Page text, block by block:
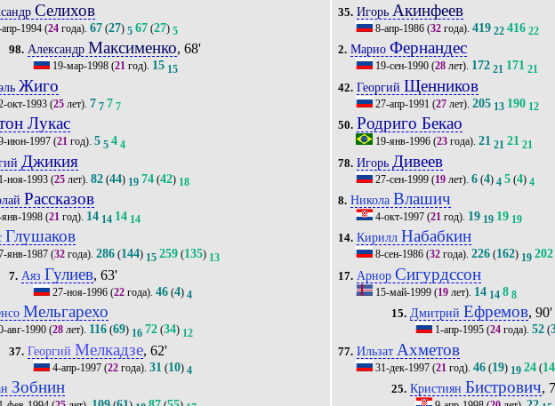
Селихов
1994 (24 года).67 (27) 5 67 (27) 5
98. АлександрМаксименко, 68'
19-мар-1998(21год). 15 15
Жиго
окт-1993 (25 лет).7 7 7 7
Лукас
июн-1997 (21 год).5 5 4 4
Джикия
ноя-1993 (25 лет).82 (44) 19 74 (42) 18
Рассказов
1998 (21 год). 14 14 14 14
Глушаков
янв-1987 (32 года).286 (144) 15 259 (135) 13
7. Аяз Гулиев, 63'
27-ноя-1996(22года). 46(4) 4
Мельгарехо
авг-1990 (28 лет). 116 (69) 16 72 (34) 12
37. Георгий Мелкадзе, 62'
4-апр-1997(22года). 31 (10) 4
Зобнин
35. Игорь Акинфеев
8-апр-1986 (32 года).419 22 416 22
2. МариоФернандес
19-сен-1990 (28 лет). 172 21 171 21
42. Георгий Щенников
27-апр-1991 (27 лет).205 13 190 12
50. Родриго Бекао
19-янв-1996 (23 года).21 21 21 21
78. Игорь Дивеев
27-сен-1999 (19 лет).6 (4) 4 5 (4) 4
8. Никола Влашич
4-окт-1997 (21 год). 19 19 19 19
14. КириллНабабкин
8-сен-1986 (32 года).226 (162) 19 202
17. АрнорСигурдссон
15-май-1999 (19 лет). 14 14 8 8
15. Дмитрий Ефремов, 90'
1-апр-1995(24года). 52(
77. Ильзат Ахметов
31-дек-1997 (21 год).46 (19) 19 24 (14
25. Кристиян Бистрович,